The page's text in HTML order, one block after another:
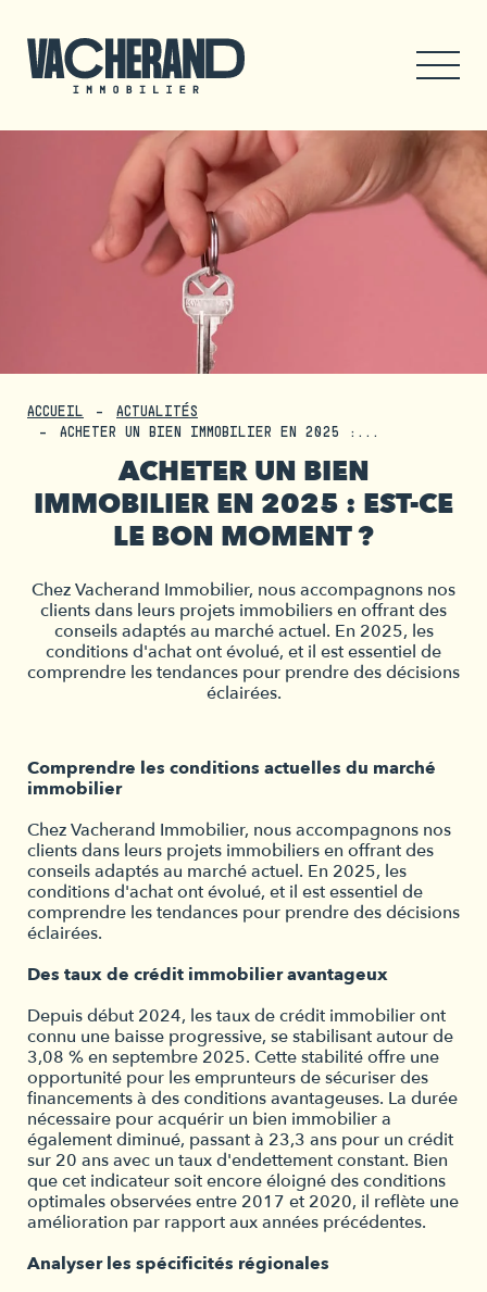
ACCUEIL
ACTUALITÉS
ACHETER UN BIEN IMMOBILIER EN 2025 :...
ACHETER UN BIEN
IMMOBILIER EN 2025 : EST-CE
LE BON MOMENT ?
Chez Vacherand Immobilier, nous accompagnons nos
clients dans leurs projets immobiliers en offrant des
conseils adaptés au marché actuel. En 2025, les
conditions d'achat ont évolué, et il est essentiel de
comprendre les tendances pour prendre des décisions
éclairées.
Comprendre les conditions actuelles du marché
immobilier
Chez Vacherand Immobilier, nous accompagnons nos
clients dans leurs projets immobiliers en offrant des
conseils adaptés au marché actuel. En 2025, les
conditions d'achat ont évolué, et il est essentiel de
comprendre les tendances pour prendre des décisions
éclairées.
Des taux de crédit immobilier avantageux
Depuis début 2024, les taux de crédit immobilier ont
connu une baisse progressive, se stabilisant autour de
3,08 % en septembre 2025. Cette stabilité offre une
opportunité pour les emprunteurs de sécuriser des
financements à des conditions avantageuses. La durée
nécessaire pour acquérir un bien immobilier a
également diminué, passant à 23,3 ans pour un crédit
sur 20 ans avec un taux d'endettement constant. Bien
que cet indicateur soit encore éloigné des conditions
optimales observées entre 2017 et 2020, il reflète une
amélioration par rapport aux années précédentes.
Analyser les spécificités régionales